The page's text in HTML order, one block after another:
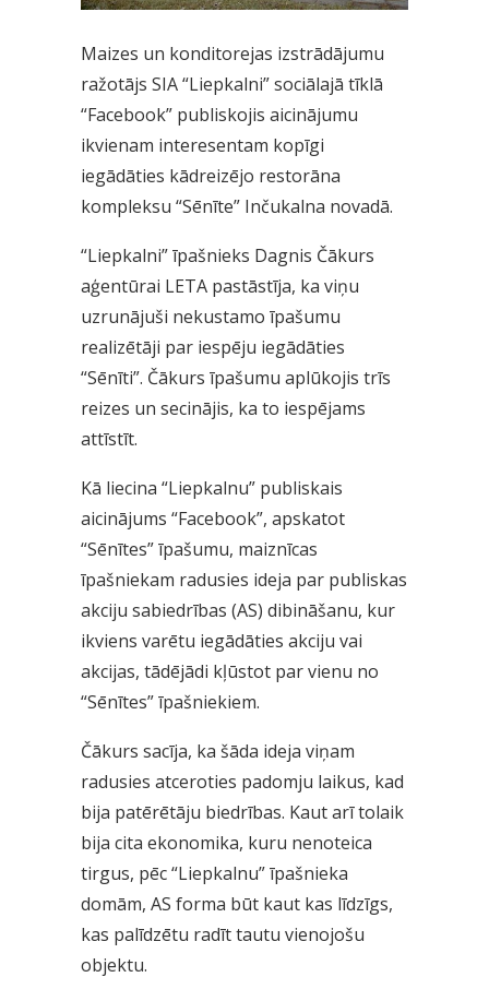
Maizes un konditorejas izstrādājumu
ražotājs SIA “Liepkalni” sociālajā tīklā
“Facebook” publiskojis aicinājumu
ikvienam interesentam kopīgi
iegādāties kādreizējo restorāna
kompleksu “Sēnīte” Inčukalna novadā.
“Liepkalni” īpašnieks Dagnis Čākurs
aģentūrai LETA pastāstīja, ka viņu
uzrunājuši nekustamo īpašumu
realizētāji par iespēju iegādāties
“Sēnīti”. Čākurs īpašumu aplūkojis trīs
reizes un secinājis, ka to iespējams
attīstīt.
Kā liecina “Liepkalnu” publiskais
aicinājums “Facebook”, apskatot
“Sēnītes” īpašumu, maiznīcas
īpašniekam radusies ideja par publiskas
akciju sabiedrības (AS) dibināšanu, kur
ikviens varētu iegādāties akciju vai
akcijas, tādējādi kļūstot par vienu no
“Sēnītes” īpašniekiem.
Čākurs sacīja, ka šāda ideja viņam
radusies atceroties padomju laikus, kad
bija patērētāju biedrības. Kaut arī tolaik
bija cita ekonomika, kuru nenoteica
tirgus, pēc “Liepkalnu” īpašnieka
domām, AS forma būt kaut kas līdzīgs,
kas palīdzētu radīt tautu vienojošu
objektu.